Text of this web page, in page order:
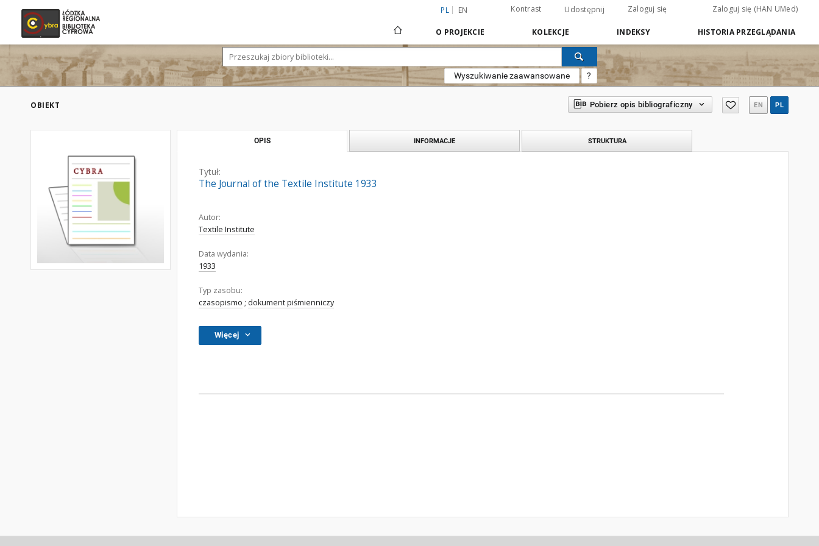
PL EN Kontrast Udostępnij Zaloguj się Zaloguj się (HAN UMed)
O PROJEKCIE KOLEKCJE INDEKSY HISTORIA PRZEGLĄDANIA
Wyszukiwanie zaawansowane ?
OBIEKT Pobierz opis bibliograficzny EN PL
OPIS INFORMACJE STRUKTURA
Tytuł:
The Journal of the Textile Institute 1933
Autor:
Textile Institute
Data wydania:
1933
Typ zasobu:
czasopismo ; dokument piśmienniczy
Więcej